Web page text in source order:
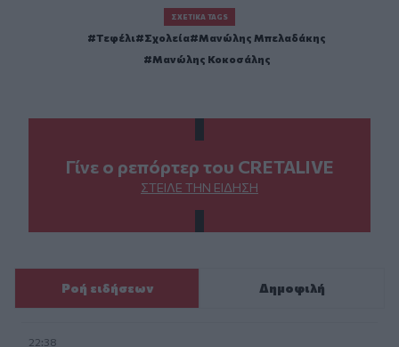
ΣΧΕΤΙΚΆ TAGS
Τεφέλι Σχολεία
Μανώλης Μπελαδάκης
Μανώλης Κοκοσάλης
Γίνε ο ρεπόρτερ του CRETALIVE
ΣΤΕΊΛΕ ΤΗΝ ΕΊΔΗΣΗ
Ροή ειδήσεων Δημοφιλή
22:38